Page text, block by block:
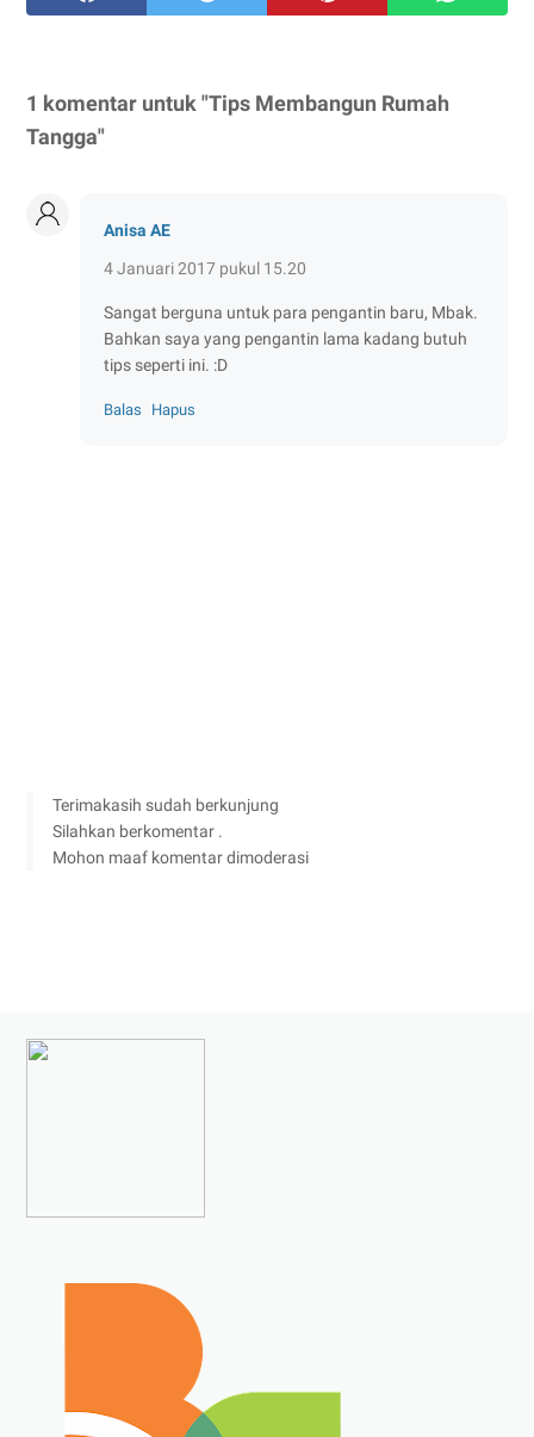
1 komentar untuk "Tips Membangun Rumah
Tangga"
Anisa AE
4 Januari 2017 pukul 15.20
Sangat berguna untuk para pengantin baru, Mbak.
Bahkan saya yang pengantin lama kadang butuh
tips seperti ini. :D
Balas Hapus
Terimakasih sudah berkunjung
Silahkan berkomentar .
Mohon maaf komentar dimoderasi